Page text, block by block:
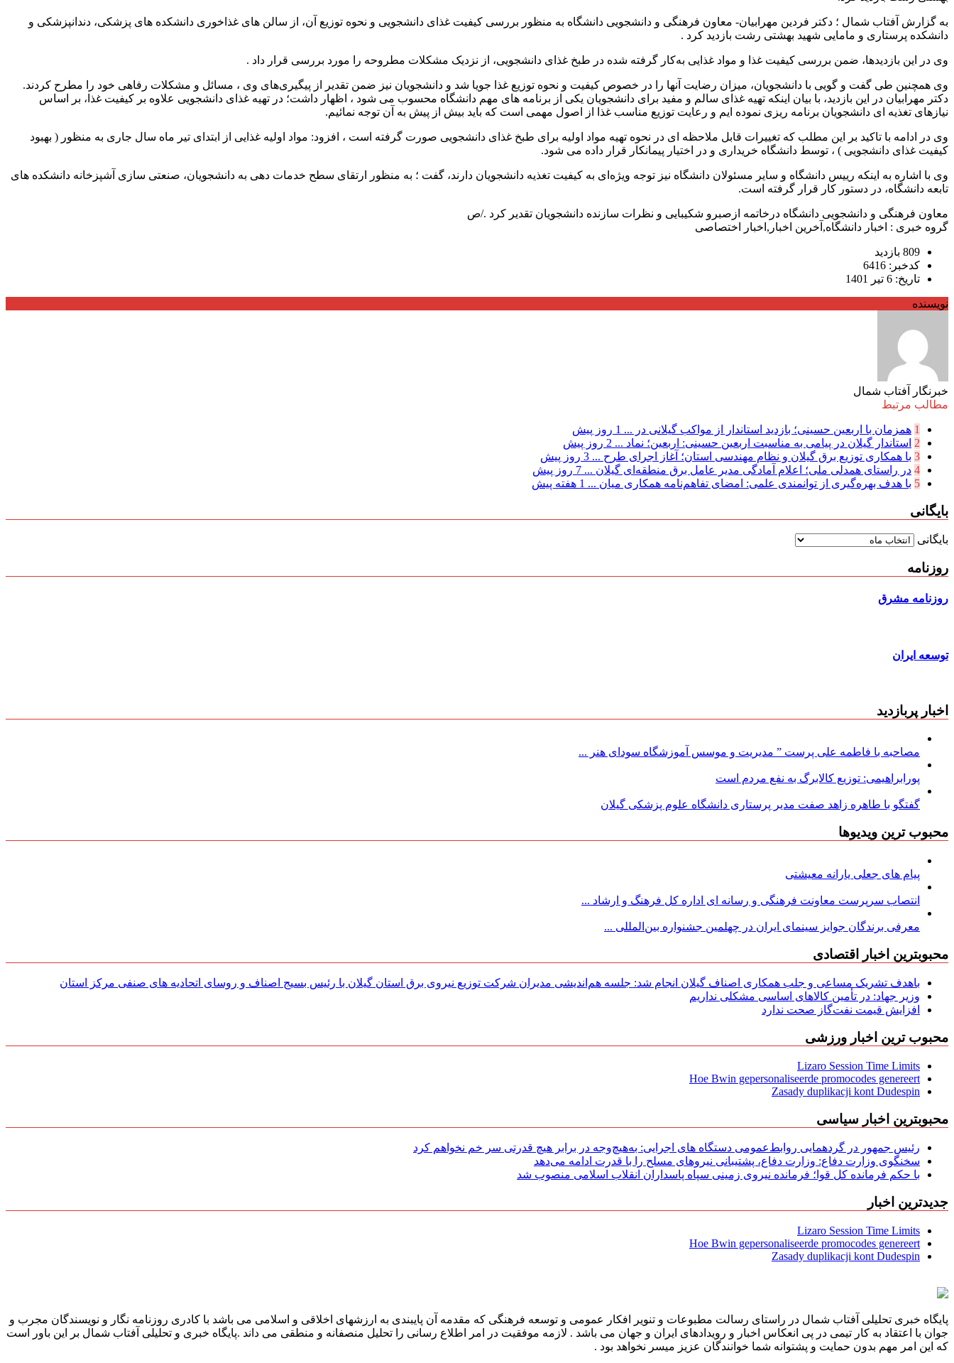
به گزارش آفتاب شمال ؛ دکتر فردین مهرابیان- معاون فرهنگی و دانشجویی دانشگاه به منظور بررسی کیفیت غذای دانشجویی و نحوه‌ توزیع آن، از سالن های غذاخوری دانشکده های پزشکی، دندانپزشکی و
دانشکده پرستاری و مامایی شهید بهشتی رشت بازدید کرد .
وی در این بازدیدها، ضمن بررسی کیفیت غذا و مواد غذایی به‌کار گرفته شده در طبخ غذای دانشجویی، از نزدیک مشکلات مطروحه را مورد بررسی قرار داد .
وی همچنین طی گفت و گویی با دانشجویان، میزان رضایت آنها را در خصوص کیفیت و نحوه‌ توزیع غذا جویا شد و دانشجویان نیز ضمن تقدیر از پیگیری‌های وی ، مسائل و مشکلات رفاهی خود را مطرح کردند.
دکتر مهرابیان در این بازدید، با بیان اینکه تهیه غذای سالم و مفید برای دانشجویان یکی از برنامه های مهم دانشگاه محسوب می شود ، اظهار داشت؛ در تهیه غذای دانشجویی علاوه بر کیفیت غذا، بر اساس
نیازهای تغذیه ای دانشجویان برنامه ریزی نموده ایم و رعایت توزیع مناسب غذا از اصول مهمی است که باید بیش از پیش به آن توجه نمائیم.
وی در ادامه با تاکید بر این مطلب که تغییرات قابل ملاحظه ای در نحوه تهیه مواد اولیه برای طبخ غذای دانشجویی صورت گرفته است ، افزود: مواد اولیه غذایی از ابتدای تیر ماه سال جاری به منظور ( بهبود
کیفیت غذای دانشجویی ) ، توسط دانشگاه خریداری و در اختیار پیمانکار قرار داده می شود.
وی با اشاره به اینکه رییس دانشگاه و سایر مسئولان دانشگاه نیز توجه ویژه‌ای به کیفیت تغذیه دانشجویان دارند، گفت ؛ به منظور ارتقای سطح خدمات دهی به دانشجویان، صنعتی سازی آشپزخانه دانشکده های
تابعه دانشگاه، در دستور کار قرار گرفته است.
معاون فرهنگی و دانشجویی دانشگاه درخاتمه ازصبرو شکیبایی و نظرات سازنده‌ دانشجویان تقدیر کرد ./ص
گروه خبری : اخبار دانشگاه,آخرین اخبار,اخبار اختصاصی
809 بازدید
کدخبر: 6416
تاریخ: 6 تیر 1401
نویسنده
خبرنگار آفتاب شمال
مطالب مرتبط
1 همزمان با اربعین حسینی؛ بازدید استاندار از مواکب گیلانی در ... 1 روز پیش
2 استاندار گیلان در پیامی به مناسبت اربعین حسینی: اربعین؛ نماد ... 2 روز پیش
3 با همکاری توزیع برق گیلان و نظام مهندسی استان؛ آغاز اجرای طرح ... 3 روز پیش
4 در راستای همدلی ملی؛ اعلام آمادگی مدیر عامل برق منطقه‌ای گیلان ... 7 روز پیش
5 با هدف بهره‌گیری از توانمندی علمی: امضای تفاهم‌نامه همكاری میان ... 1 هفته پیش
بایگانی
بایگانی
روزنامه
روزنامه مشرق
توسعه ایران
اخبار پربازدید
مصاحبه با فاطمه علی پرست ” مدیریت و موسس آموزشگاه سودای هنر ...
پورابراهیمی: توزیع کالابرگ به نفع مردم است
گفتگو با طاهره زاهد صفت مدیر پرستاری دانشگاه علوم پزشکی گیلان
محبوب ترین ویدیوها
پیام های جعلی یارانه معیشتی
انتصاب سرپرست معاونت فرهنگی و رسانه ای اداره کل فرهنگ و ارشاد ...
معرفی برندگان جوایز سینمای ایران در چهلمین جشنواره بین‌المللی ...
محبوبترین اخبار اقتصادی
باهدف تشریک مساعی و جلب همکاری اصناف گیلان انجام شد: جلسه هم‌اندیشی مدیران شركت توزیع نیروی برق استان گیلان با رئیس بسیج اصناف و روسای اتحادیه های صنفی مركز استان
وزیر جهاد: در تأمین کالاهای اساسی مشکلی نداریم
افزایش قیمت نفت‌گاز صحت ندارد
محبوب ترین اخبار ورزشی
Lizaro Session Time Limits
Hoe Bwin gepersonaliseerde promocodes genereert
Zasady duplikacji kont Dudespin
محبوبترین اخبار سیاسی
رئیس جمهور در گردهمایی روابط‌عمومی دستگاه های اجرایی: به‌هیچ‌وجه در برابر هیچ قدرتی سر خم نخواهم کرد
سخنگوی وزارت دفاع: وزارت دفاع، پشتیبانی نیرو‌های مسلح را با قدرت ادامه می‌دهد
با حکم فرمانده کل قوا؛ فرمانده نیروی زمینی سپاه پاسداران انقلاب اسلامی منصوب شد
جدیدترین اخبار
Lizaro Session Time Limits
Hoe Bwin gepersonaliseerde promocodes genereert
Zasady duplikacji kont Dudespin
پایگاه خبری تحلیلی آفتاب شمال در راستای رسالت مطبوعات و تنویر افکار عمومی و توسعه فرهنگی که مقدمه آن پایبندی به ارزشهای اخلاقی و اسلامی می باشد با کادری روزنامه نگار و نویسندگان مجرب و
جوان با اعتقاد به کار تیمی در پی انعکاس اخبار و رویدادهای ایران و جهان می باشد . لازمه موفقیت در امر اطلاع رسانی را تحلیل منصفانه و منطقی می داند .پایگاه خبری و تحلیلی آفتاب شمال بر این باور است
که این امر مهم بدون حمایت و پشتوانه شما خوانندگان عزیز میسر نخواهد بود .